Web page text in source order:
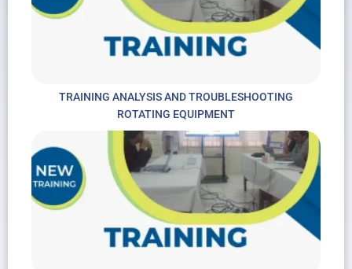
TRAINING ANALYSIS AND TROUBLESHOOTING
ROTATING EQUIPMENT